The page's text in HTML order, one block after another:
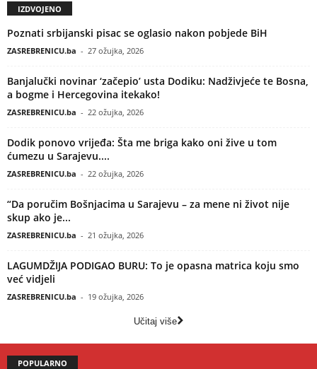
IZDVOJENO
Poznati srbijanski pisac se oglasio nakon pobjede BiH
ZASREBRENICU.ba - 27 ožujka, 2026
Banjalučki novinar ‘začepio’ usta Dodiku: Nadživjeće te Bosna,
a bogme i Hercegovina itekako!
ZASREBRENICU.ba - 22 ožujka, 2026
Dodik ponovo vrijeđa: Šta me briga kako oni žive u tom
ćumezu u Sarajevu....
ZASREBRENICU.ba - 22 ožujka, 2026
“Da poručim Bošnjacima u Sarajevu – za mene ni život nije
skup ako je...
ZASREBRENICU.ba - 21 ožujka, 2026
LAGUMDŽIJA PODIGAO BURU: To je opasna matrica koju smo
već vidjeli
ZASREBRENICU.ba - 19 ožujka, 2026
Učitaj više
POPULARNO